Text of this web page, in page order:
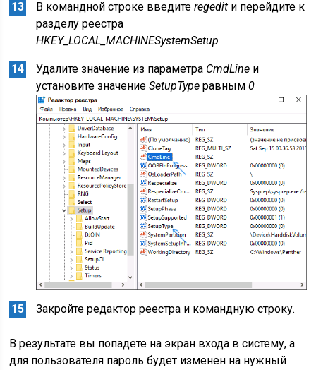
В командной строке введитеregedit и перейдите к
разделу реестра
HKEY_LOCAL_MACHINESystemSetup
Удалите значение из параметра CmdLine и
установите значениеSetupType равным0
Закройте редактор реестра и командную строку.
В результате вы попадете на экран входа в систему, а
для пользователя пароль будет изменен на нужный